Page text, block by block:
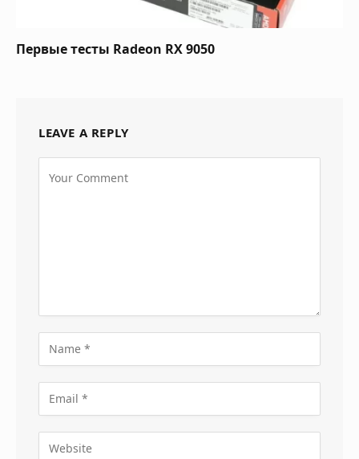
Первые тесты Radeon RX 9050
LEAVE A REPLY